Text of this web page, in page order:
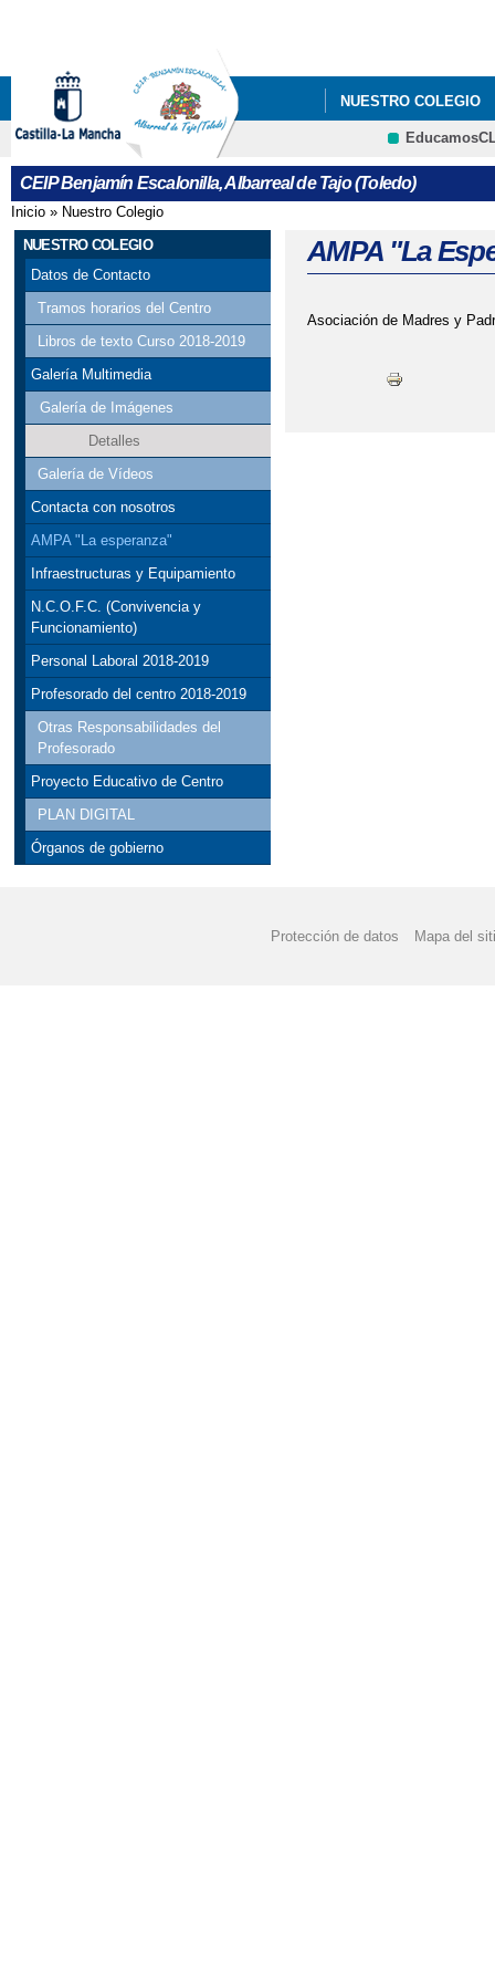
NUESTRO COLEGIO
CRFP
CEIP Benjamín Escalonilla, Albarreal de Tajo (Toledo)
Se encuentra usted aquí
Inicio » Nuestro Colegio
NUESTRO COLEGIO
Datos de Contacto
Tramos horarios del Centro
Libros de texto Curso 2018-2019
Galería Multimedia
Galería de Imágenes
Detalles
Galería de Vídeos
Contacta con nosotros
AMPA "La esperanza"
Infraestructuras y Equipamiento
N.C.O.F.C. (Convivencia y
Funcionamiento)
Personal Laboral 2018-2019
Profesorado del centro 2018-2019
Otras Responsabilidades del
Profesorado
Proyecto Educativo de Centro
PLAN DIGITAL
Órganos de gobierno
AMPA "La
Asociación de Madres y
Protección de datos Mapa del